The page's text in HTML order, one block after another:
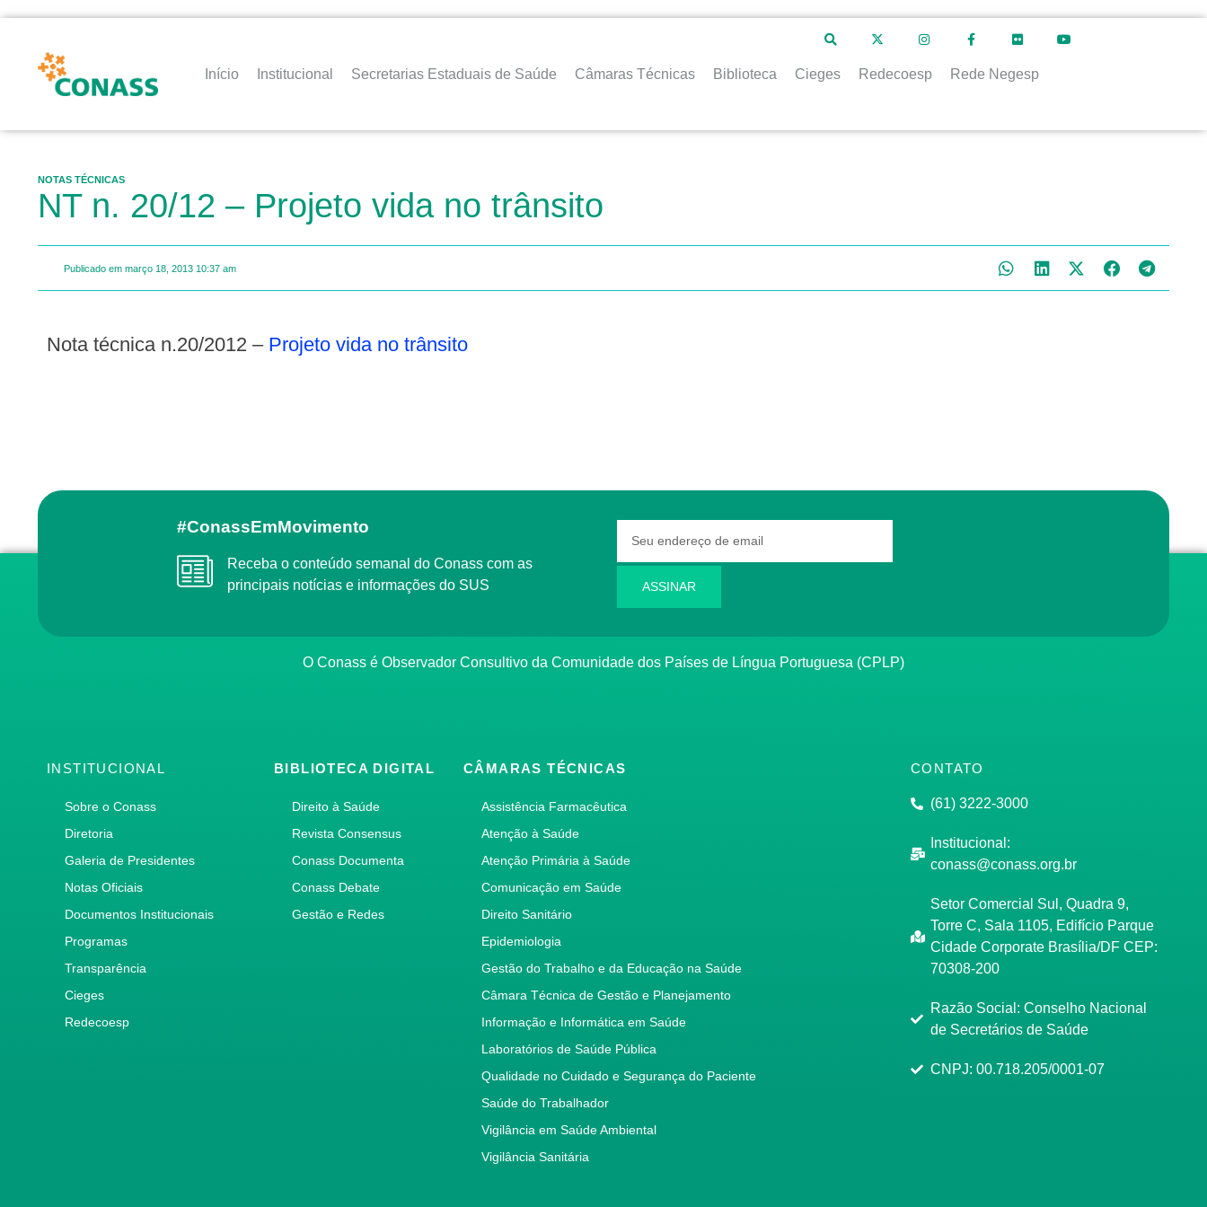
Início Institucional Secretarias Estaduais de Saúde Câmaras Técnicas Biblioteca Cieges Redecoesp Rede Negesp
NOTAS TÉCNICAS
NT n. 20/12 – Projeto vida no trânsito
Publicado em março 18, 2013 10:37 am
Nota técnica n.20/2012 – Projeto vida no trânsito
#ConassEmMovimento
Receba o conteúdo semanal do Conass com as
principais notícias e informações do SUS
ASSINAR
O Conass é Observador Consultivo da Comunidade dos Países de Língua Portuguesa (CPLP)
INSTITUCIONAL
Sobre o Conass
Diretoria
Galeria de Presidentes
Notas Oficiais
Documentos Institucionais
Programas
Transparência
Cieges
Redecoesp
BIBLIOTECA DIGITAL
Direito à Saúde
Revista Consensus
Conass Documenta
Conass Debate
Gestão e Redes
CÂMARAS TÉCNICAS
Assistência Farmacêutica
Atenção à Saúde
Atenção Primária à Saúde
Comunicação em Saúde
Direito Sanitário
Epidemiologia
Gestão do Trabalho e da Educação na Saúde
Câmara Técnica de Gestão e Planejamento
Informação e Informática em Saúde
Laboratórios de Saúde Pública
Qualidade no Cuidado e Segurança do Paciente
Saúde do Trabalhador
Vigilância em Saúde Ambiental
Vigilância Sanitária
CONTATO
(61) 3222-3000
Institucional:
conass@conass.org.br
Setor Comercial Sul, Quadra 9,
Torre C, Sala 1105, Edifício Parque
Cidade Corporate Brasília/DF CEP:
70308-200
Razão Social: Conselho Nacional
de Secretários de Saúde
CNPJ: 00.718.205/0001-07